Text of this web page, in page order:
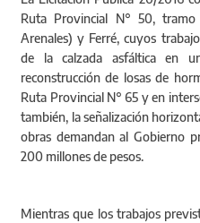
Ruta Provincial N° 50,
Arenales) y Ferré, cuyos
de la calzada asfáltica en
reconstrucción de losas de
Ruta Provincial N° 65 y en
también, la señalización
obras demandan al Gobierno
200 millones de pesos.
Mientras que los trabajos